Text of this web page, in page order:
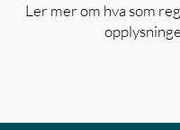
Ler mer om hva som